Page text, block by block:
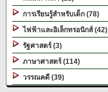
การเรียนรู้สำหรับเด็ก (78)
ไฟฟ้าและอิเล็กทรอนิกส์ (42)
รัฐศาสตร์ (3)
ภาษาศาสตร์ (114)
วรรณคดี (39)